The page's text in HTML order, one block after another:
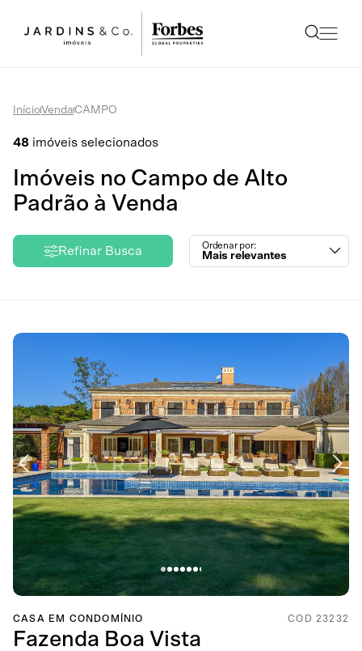
InícioVendaCAMPO
48 imóveis selecionados
Imóveis no Campo de Alto
Padrão à Venda
Refinar Busca Ordenar por:
Mais relevantes
CASA EM CONDOMÍNIO COD 23232
Fazenda Boa Vista